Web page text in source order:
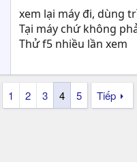
xem lại máy đi, dùng
Tại máy chứ không
Thử f5 nhiều lần xem
1 2 3 4 5 Tiếp